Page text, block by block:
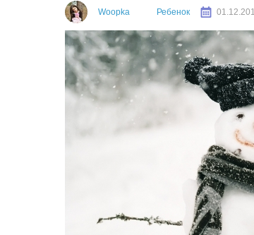
Woopka Ребенок